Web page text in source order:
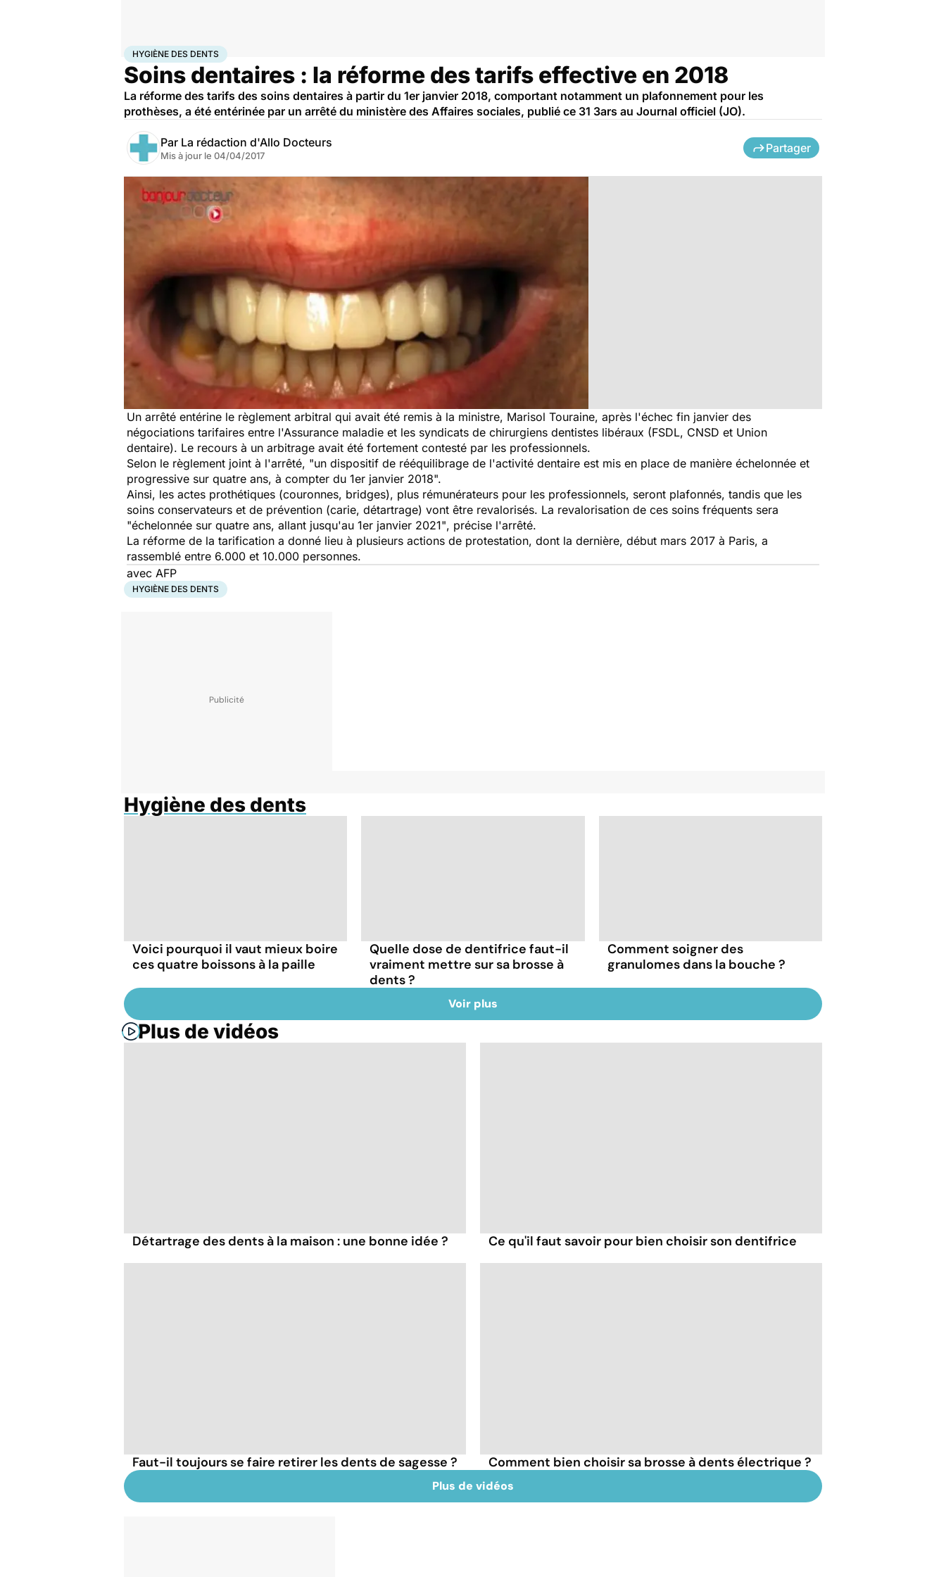
AccueilSantéHygiène des dents
HYGIÈNE DES DENTS
Soins dentaires : la réforme des tarifs effective en 2018
La réforme des tarifs des soins dentaires à partir du 1er janvier 2018, comportant notamment un plafonnement pour les
prothèses, a été entérinée par un arrêté du ministère des Affaires sociales, publié ce 31 3ars au Journal officiel (JO).
Par La rédaction d'Allo Docteurs
Mis à jour le 04/04/2017
Partager
Un arrêté entérine le règlement arbitral qui avait été remis à la ministre, Marisol Touraine, après l'échec fin janvier des
négociations tarifaires entre l'Assurance maladie et les syndicats de chirurgiens dentistes libéraux (FSDL, CNSD et Union
dentaire). Le recours à un arbitrage avait été fortement contesté par les professionnels.
Selon le règlement joint à l'arrêté, "un dispositif de rééquilibrage de l'activité dentaire est mis en place de manière échelonnée et
progressive sur quatre ans, à compter du 1er janvier 2018".
Ainsi, les actes prothétiques (couronnes, bridges), plus rémunérateurs pour les professionnels, seront plafonnés, tandis que les
soins conservateurs et de prévention (carie, détartrage) vont être revalorisés. La revalorisation de ces soins fréquents sera
"échelonnée sur quatre ans, allant jusqu'au 1er janvier 2021", précise l'arrêté.
La réforme de la tarification a donné lieu à plusieurs actions de protestation, dont la dernière, début mars 2017 à Paris, a
rassemblé entre 6.000 et 10.000 personnes.
avec AFP
HYGIÈNE DES DENTS
Hygiène des dents
Voici pourquoi il vaut mieux boire
ces quatre boissons à la paille
Quelle dose de dentifrice faut-il
vraiment mettre sur sa brosse à
dents ?
Comment soigner des
granulomes dans la bouche ?
Voir plus
Plus de vidéos
Détartrage des dents à la maison : une bonne idée ? Ce qu'il faut savoir pour bien choisir son dentifrice
Faut-il toujours se faire retirer les dents de sagesse ? Comment bien choisir sa brosse à dents électrique ?
Plus de vidéos